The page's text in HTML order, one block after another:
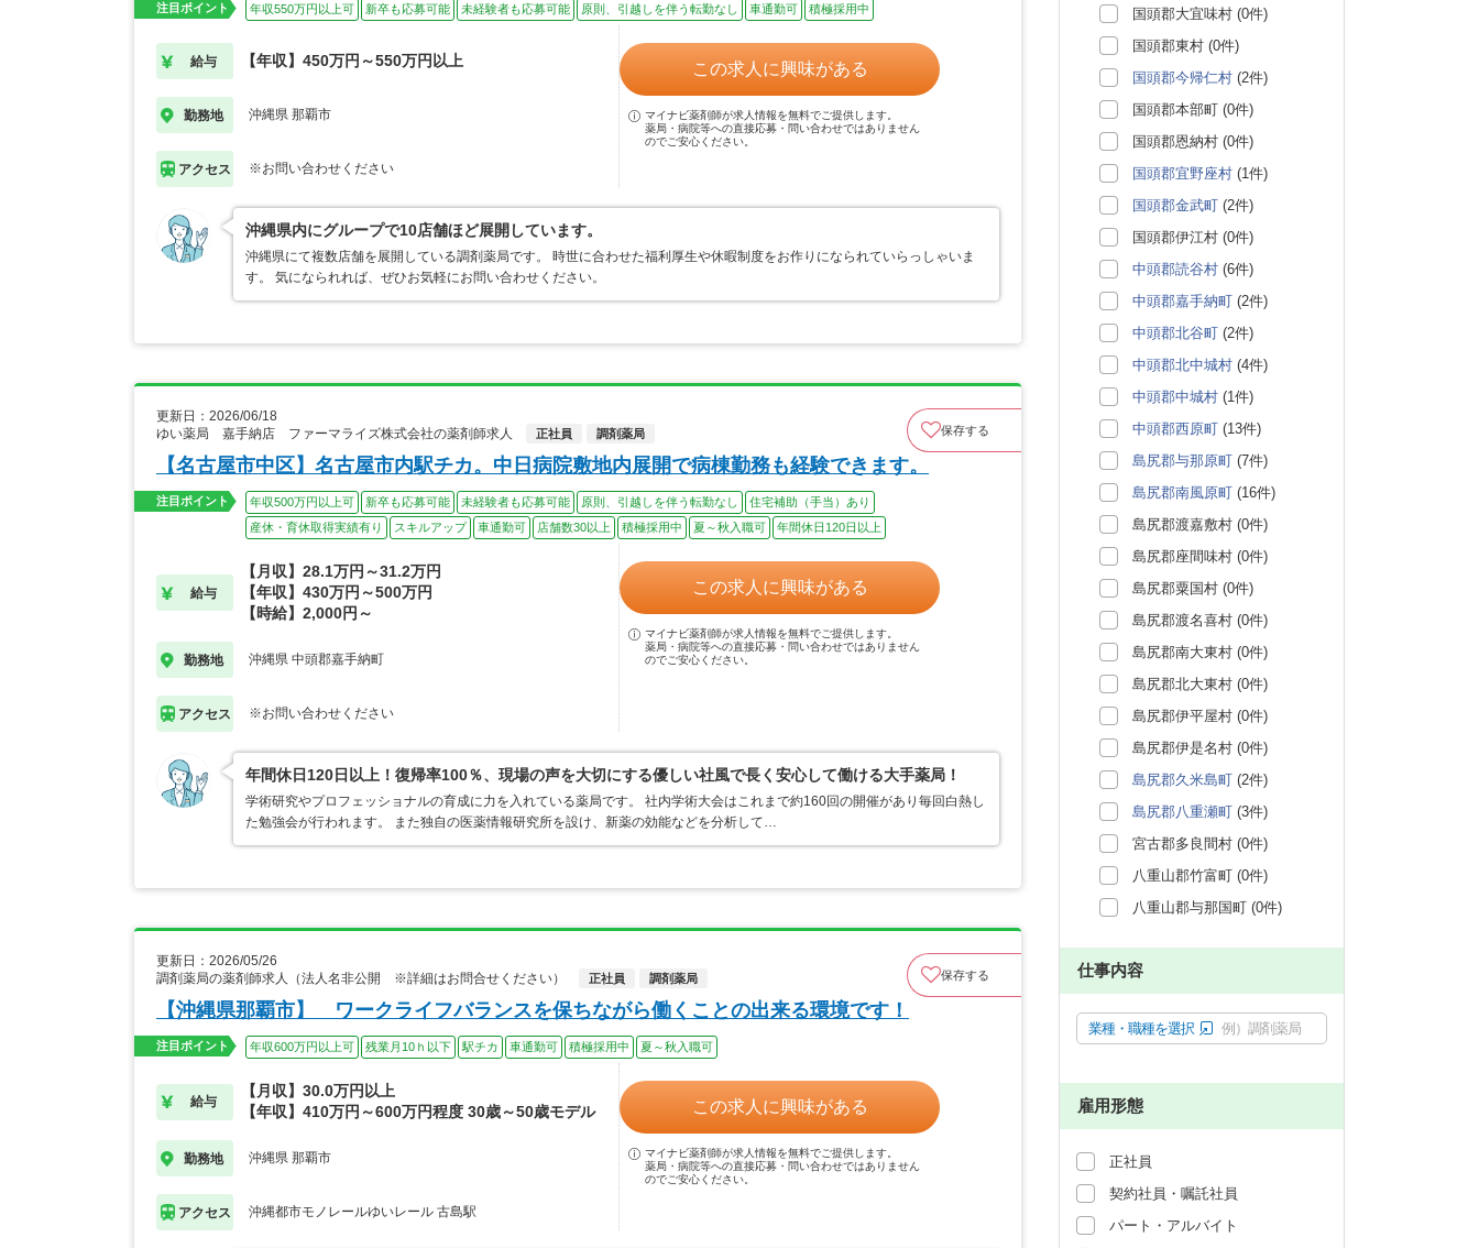
注目ポイント 年収550万円以上可 新卒も応募可能 未経験者も応募可能 原則、引越しを伴う転勤なし 車通勤可 積極採用中
給与 【年収】450万円～550万円以上
勤務地 沖縄県 那覇市
アクセス ※お問い合わせください
この求人に興味がある
マイナビ薬剤師が求人情報を無料でご提供します。
薬局・病院等への直接応募・問い合わせではありません
のでご安心ください。
沖縄県内にグループで10店舗ほど展開しています。
沖縄県にて複数店舗を展開している調剤薬局です。 時世に合わせた福利厚生や休暇制度をお作りになられていらっしゃいま
す。 気になられれば、ぜひお気軽にお問い合わせください。
更新日：2026/06/18
ゆい薬局 嘉手納店 ファーマライズ株式会社の薬剤師求人
正社員 調剤薬局 保存する
【名古屋市中区】名古屋市内駅チカ。中日病院敷地内展開で病棟勤務も経験できます。
注目ポイント 年収500万円以上可 新卒も応募可能 未経験者も応募可能 原則、引越しを伴う転勤なし
住宅補助（手当）あり
産休・育休取得実績有り
スキルアップ 車通勤可 店舗数30以上 積極採用中 夏～秋入職可 年間休日120日以上
給与
【月収】28.1万円～31.2万円
【年収】430万円～500万円
【時給】2,000円～
勤務地 沖縄県 中頭郡嘉手納町
アクセス ※お問い合わせください
この求人に興味がある
マイナビ薬剤師が求人情報を無料でご提供します。
薬局・病院等への直接応募・問い合わせではありません
のでご安心ください。
年間休日120日以上！復帰率100％、現場の声を大切にする優しい社風で長く安心して働ける大手薬局！
学術研究やプロフェッショナルの育成に力を入れている薬局です。 社内学術大会はこれまで約160回の開催があり毎回白熱し
た勉強会が行われます。 また独自の医薬情報研究所を設け、新薬の効能などを分析して…
更新日：2026/05/26
調剤薬局の薬剤師求人（法人名非公開 ※詳細はお問合せください）
正社員 調剤薬局 保存する
【沖縄県那覇市】 ワークライフバランスを保ちながら働くことの出来る環境です！
注目ポイント 年収600万円以上可 残業月10ｈ以下 駅チカ 車通勤可 積極採用中 夏～秋入職可
給与
【月収】30.0万円以上
【年収】410万円～600万円程度 30歳～50歳モデル
勤務地 沖縄県 那覇市
アクセス 沖縄都市モノレールゆいレール 古島駅
この求人に興味がある
マイナビ薬剤師が求人情報を無料でご提供します。
薬局・病院等への直接応募・問い合わせではありません
のでご安心ください。
国頭郡大宜味村 (0件)
国頭郡東村 (0件)
国頭郡今帰仁村 (2件)
国頭郡本部町 (0件)
国頭郡恩納村 (0件)
国頭郡宜野座村 (1件)
国頭郡金武町 (2件)
国頭郡伊江村 (0件)
中頭郡読谷村 (6件)
中頭郡嘉手納町 (2件)
中頭郡北谷町 (2件)
中頭郡北中城村 (4件)
中頭郡中城村 (1件)
中頭郡西原町 (13件)
島尻郡与那原町 (7件)
島尻郡南風原町 (16件)
島尻郡渡嘉敷村 (0件)
島尻郡座間味村 (0件)
島尻郡粟国村 (0件)
島尻郡渡名喜村 (0件)
島尻郡南大東村 (0件)
島尻郡北大東村 (0件)
島尻郡伊平屋村 (0件)
島尻郡伊是名村 (0件)
島尻郡久米島町 (2件)
島尻郡八重瀬町 (3件)
宮古郡多良間村 (0件)
八重山郡竹富町 (0件)
八重山郡与那国町 (0件)
仕事内容
業種・職種を選択 例）調剤薬局
雇用形態
正社員
契約社員・嘱託社員
パート・アルバイト